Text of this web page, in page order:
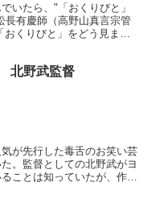
いたら、"「おくりびと」
長有慶師（高野山真言宗管
くりびと」をどう見まし
北野武監督
が先行した毒舌のお笑い芸
。監督としての北野武がヨ
ことは知っていたが、作品